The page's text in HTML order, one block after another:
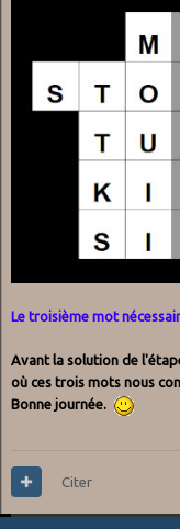
Le troisième mot
Avant la solution de
où ces trois mots nous
Bonne journée.
Citer